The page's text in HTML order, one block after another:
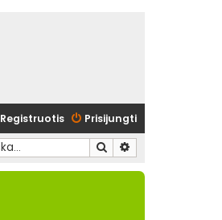
Prisijungti
Registruotis
Ieškoti